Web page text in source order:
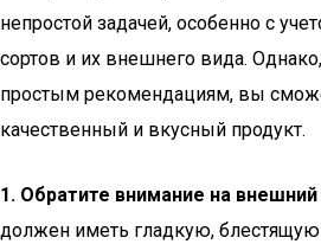
непростой задачей, особенно с
сортов и их внешнего вида.
простым рекомендациям, вы
качественный и вкусный продукт.
1. Обратите внимание на
должен иметь гладкую,